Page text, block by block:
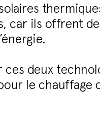
car ils offrent
deux
le chauffage